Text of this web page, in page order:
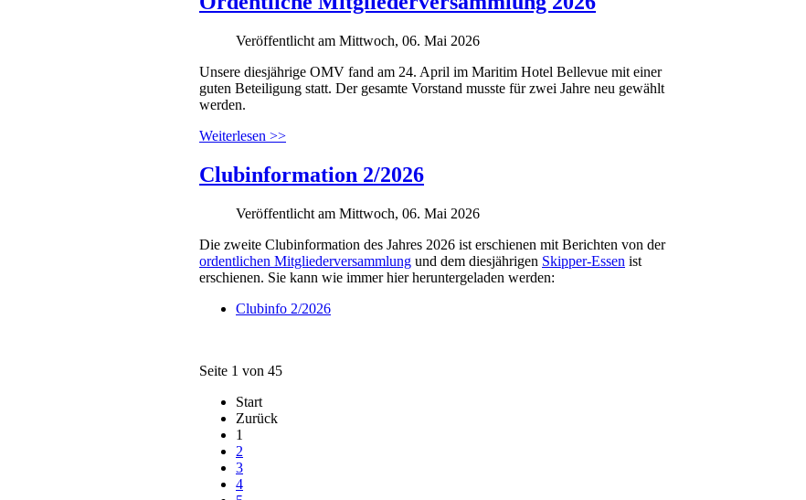
Veröffentlicht am Mittwoch, 06. Mai 2026
Unsere diesjährige OMV fand am 24. April im Maritim Hotel Bellevue mit einer
guten Beteiligung statt. Der gesamte Vorstand musste für zwei Jahre neu gewählt
werden.
Weiterlesen >>
Clubinformation 2/2026
Veröffentlicht am Mittwoch, 06. Mai 2026
Die zweite Clubinformation des Jahres 2026 ist erschienen mit Berichten von der
ordentlichen Mitgliederversammlung und dem diesjährigen Skipper-Essen ist
erschienen. Sie kann wie immer hier heruntergeladen werden:
Clubinfo 2/2026
Seite 1 von 45
Start
Zurück
1
2
3
4